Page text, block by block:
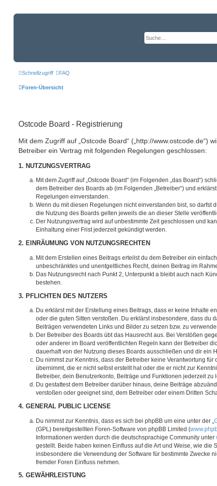
Schnellzugriff FAQ
Foren-Übersicht
Ostcode Board - Registrierung
Mit dem Zugriff auf „Ostcode Board“ („http://www.ostcode.de“)
Betreiber ein Vertrag mit folgenden Regelungen geschlossen:
1. NUTZUNGSVERTRAG
Mit dem Zugriff auf „Ostcode Board“ (im Folgenden „das Board“)
dem Betreiber des Boards ab (im Folgenden „Betreiber“) und
Regelungen einverstanden.
Wenn du mit diesen Regelungen nicht einverstanden bist, so darfst
die Nutzung des Boards gelten jeweils die an dieser Stelle
Der Nutzungsvertrag wird auf unbestimmte Zeit geschlossen und
Einhaltung einer Frist jederzeit gekündigt werden.
2. EINRÄUMUNG VON NUTZUNGSRECHTEN
Mit dem Erstellen eines Beitrags erteilst du dem Betreiber ein
unbeschränktes und unentgeltliches Recht, deinen Beitrag im
Das Nutzungsrecht nach Punkt 2, Unterpunkt a bleibt auch nach
bestehen.
3. PFLICHTEN DES NUTZERS
Du erklärst mit der Erstellung eines Beitrags, dass er keine Inhalte
oder die guten Sitten verstoßen. Du erklärst insbesondere, dass du
Beiträgen verwendeten Links und Bilder zu setzen bzw. zu
Der Betreiber des Boards übt das Hausrecht aus. Bei Verstößen
oder anderer im Board veröffentlichten Regeln kann der Betreiber
dauerhaft von der Nutzung dieses Boards ausschließen und dir ein
Du nimmst zur Kenntnis, dass der Betreiber keine Verantwortung für
übernimmt, die er nicht selbst erstellt hat oder die er nicht zur
Betreiber, dein Benutzerkonto, Beiträge und Funktionen jederzeit zu
Du gestattest dem Betreiber darüber hinaus, deine Beiträge
verstoßen oder geeignet sind, dem Betreiber oder einem Dritten
4. GENERAL PUBLIC LICENSE
Du nimmst zur Kenntnis, dass es sich bei phpBB um eine unter der „
(GPL) bereitgestellten Foren-Software von phpBB Limited (
Informationen werden durch die deutschsprachige Community unter
gestellt. Beide haben keinen Einfluss auf die Art und Weise, wie die
insbesondere die Verwendung der Software für bestimmte Zwecke
fremder Foren Einfluss nehmen.
5. GEWÄHRLEISTUNG